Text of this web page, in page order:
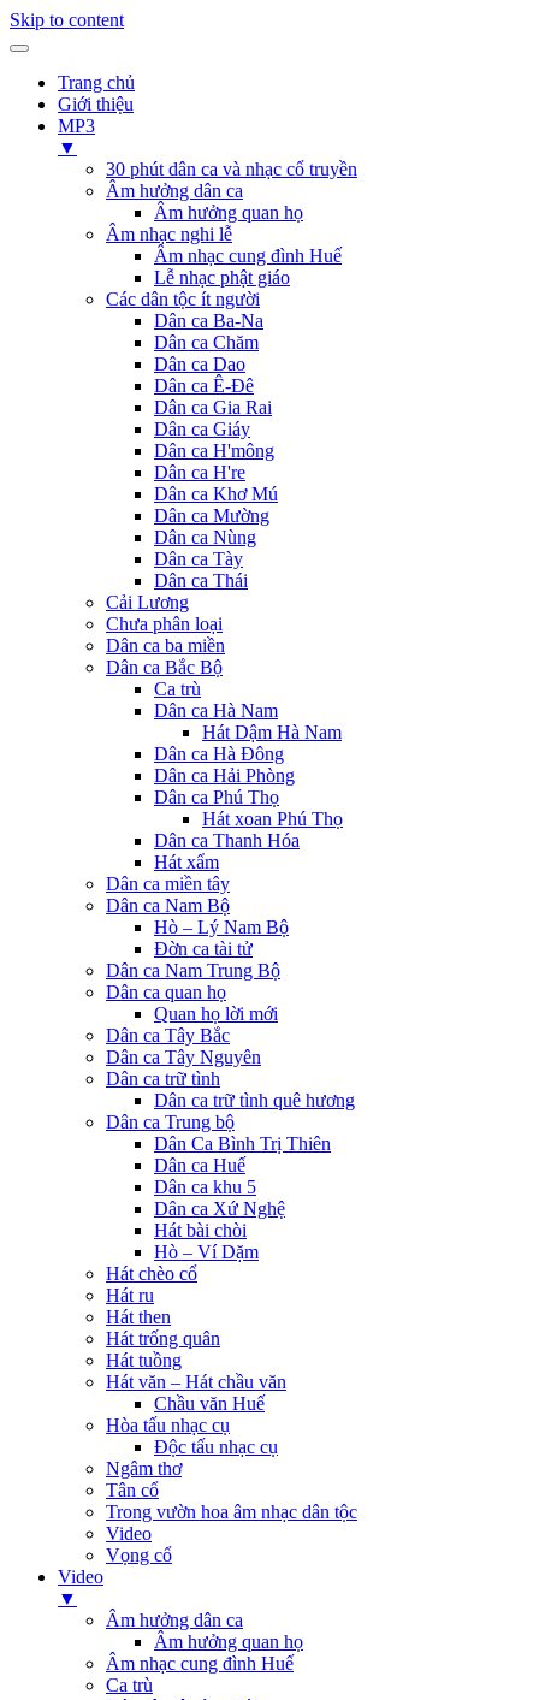
Skip to content
Trang chủ
Giới thiệu
MP3
▼
30 phút dân ca và nhạc cổ truyền
Âm hưởng dân ca
Âm hưởng quan họ
Âm nhạc nghi lễ
Âm nhạc cung đình Huế
Lễ nhạc phật giáo
Các dân tộc ít người
Dân ca Ba-Na
Dân ca Chăm
Dân ca Dao
Dân ca Ê-Đê
Dân ca Gia Rai
Dân ca Giáy
Dân ca H'mông
Dân ca H're
Dân ca Khơ Mú
Dân ca Mường
Dân ca Nùng
Dân ca Tày
Dân ca Thái
Cải Lương
Chưa phân loại
Dân ca ba miền
Dân ca Bắc Bộ
Ca trù
Dân ca Hà Nam
Hát Dậm Hà Nam
Dân ca Hà Đông
Dân ca Hải Phòng
Dân ca Phú Thọ
Hát xoan Phú Thọ
Dân ca Thanh Hóa
Hát xẩm
Dân ca miền tây
Dân ca Nam Bộ
Hò – Lý Nam Bộ
Đờn ca tài tử
Dân ca Nam Trung Bộ
Dân ca quan họ
Quan họ lời mới
Dân ca Tây Bắc
Dân ca Tây Nguyên
Dân ca trữ tình
Dân ca trữ tình quê hương
Dân ca Trung bộ
Dân Ca Bình Trị Thiên
Dân ca Huế
Dân ca khu 5
Dân ca Xứ Nghệ
Hát bài chòi
Hò – Ví Dặm
Hát chèo cổ
Hát ru
Hát then
Hát trống quân
Hát tuồng
Hát văn – Hát chầu văn
Chầu văn Huế
Hòa tấu nhạc cụ
Độc tấu nhạc cụ
Ngâm thơ
Tân cổ
Trong vườn hoa âm nhạc dân tộc
Video
Vọng cổ
Video
▼
Âm hưởng dân ca
Âm hưởng quan họ
Âm nhạc cung đình Huế
Ca trù